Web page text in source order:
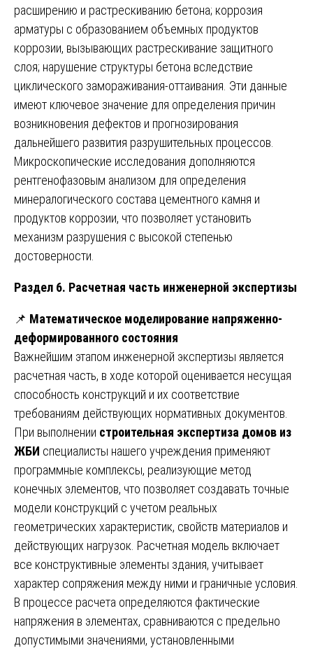
расширению и растрескиванию бетона; коррозия
арматуры с образованием объемных продуктов
коррозии, вызывающих растрескивание защитного
слоя; нарушение структуры бетона вследствие
циклического замораживания-оттаивания. Эти данные
имеют ключевое значение для определения причин
возникновения дефектов и прогнозирования
дальнейшего развития разрушительных процессов.
Микроскопические исследования дополняются
рентгенофазовым анализом для определения
минералогического состава цементного камня и
продуктов коррозии, что позволяет установить
механизм разрушения с высокой степенью
достоверности.
Раздел 6. Расчетная часть инженерной экспертизы
📌 Математическое моделирование напряженно-
деформированного состояния
Важнейшим этапом инженерной экспертизы является
расчетная часть, в ходе которой оценивается несущая
способность конструкций и их соответствие
требованиям действующих нормативных документов.
При выполнении строительная экспертиза домов из
ЖБИ специалисты нашего учреждения применяют
программные комплексы, реализующие метод
конечных элементов, что позволяет создавать точные
модели конструкций с учетом реальных
геометрических характеристик, свойств материалов и
действующих нагрузок. Расчетная модель включает
все конструктивные элементы здания, учитывает
характер сопряжения между ними и граничные условия.
В процессе расчета определяются фактические
напряжения в элементах, сравниваются с предельно
допустимыми значениями, установленными